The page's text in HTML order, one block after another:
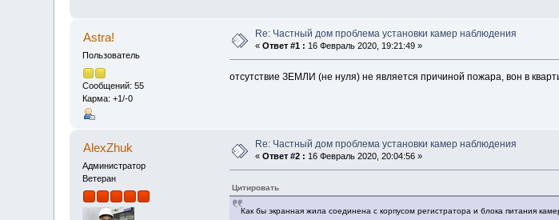
Astra!
Пользователь
Сообщений: 55
Карма: +1/-0
Re: Частный дом проблема установки камер наблюдения
«Ответ #1 : 16 Февраль 2020, 19:21:49 »
отсутствие ЗЕМЛИ (не нуля) не является причиной пожара, вон в
AlexZhuk
Администратор
Ветеран
Re: Частный дом проблема установки камер наблюдения
«Ответ #2 : 16 Февраль 2020, 20:04:56 »
Цитировать
Как бы экранная жила соединена с корпусом регистратора и блока питания